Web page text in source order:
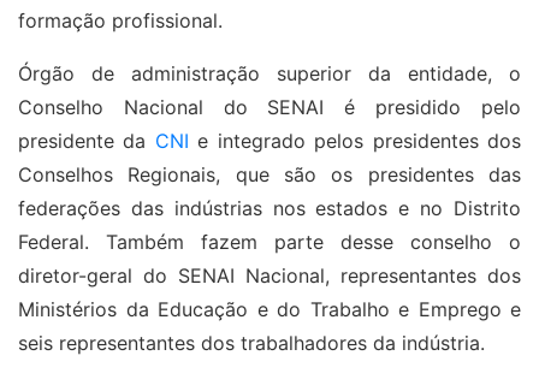
formação profissional.
Órgão de administração superior da entidade, o
Conselho Nacional do SENAI é presidido pelo
presidente da CNI e integrado pelos presidentes dos
Conselhos Regionais, que são os presidentes das
federações das indústrias nos estados e no Distrito
Federal. Também fazem parte desse conselho o
diretor-geral do SENAI Nacional, representantes dos
Ministérios da Educação e do Trabalho e Emprego e
seis representantes dos trabalhadores da indústria.